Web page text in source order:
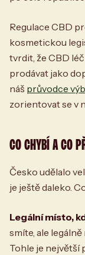
Regulace CBD
kosmetickou
tvrdit, že CBD
prodávat jako
náš průvodce
zorientovat se v
CO CHYBÍ A CO
Česko udělalo
je ještě daleko.
Legální místo,
smíte, ale
Tohle je největší